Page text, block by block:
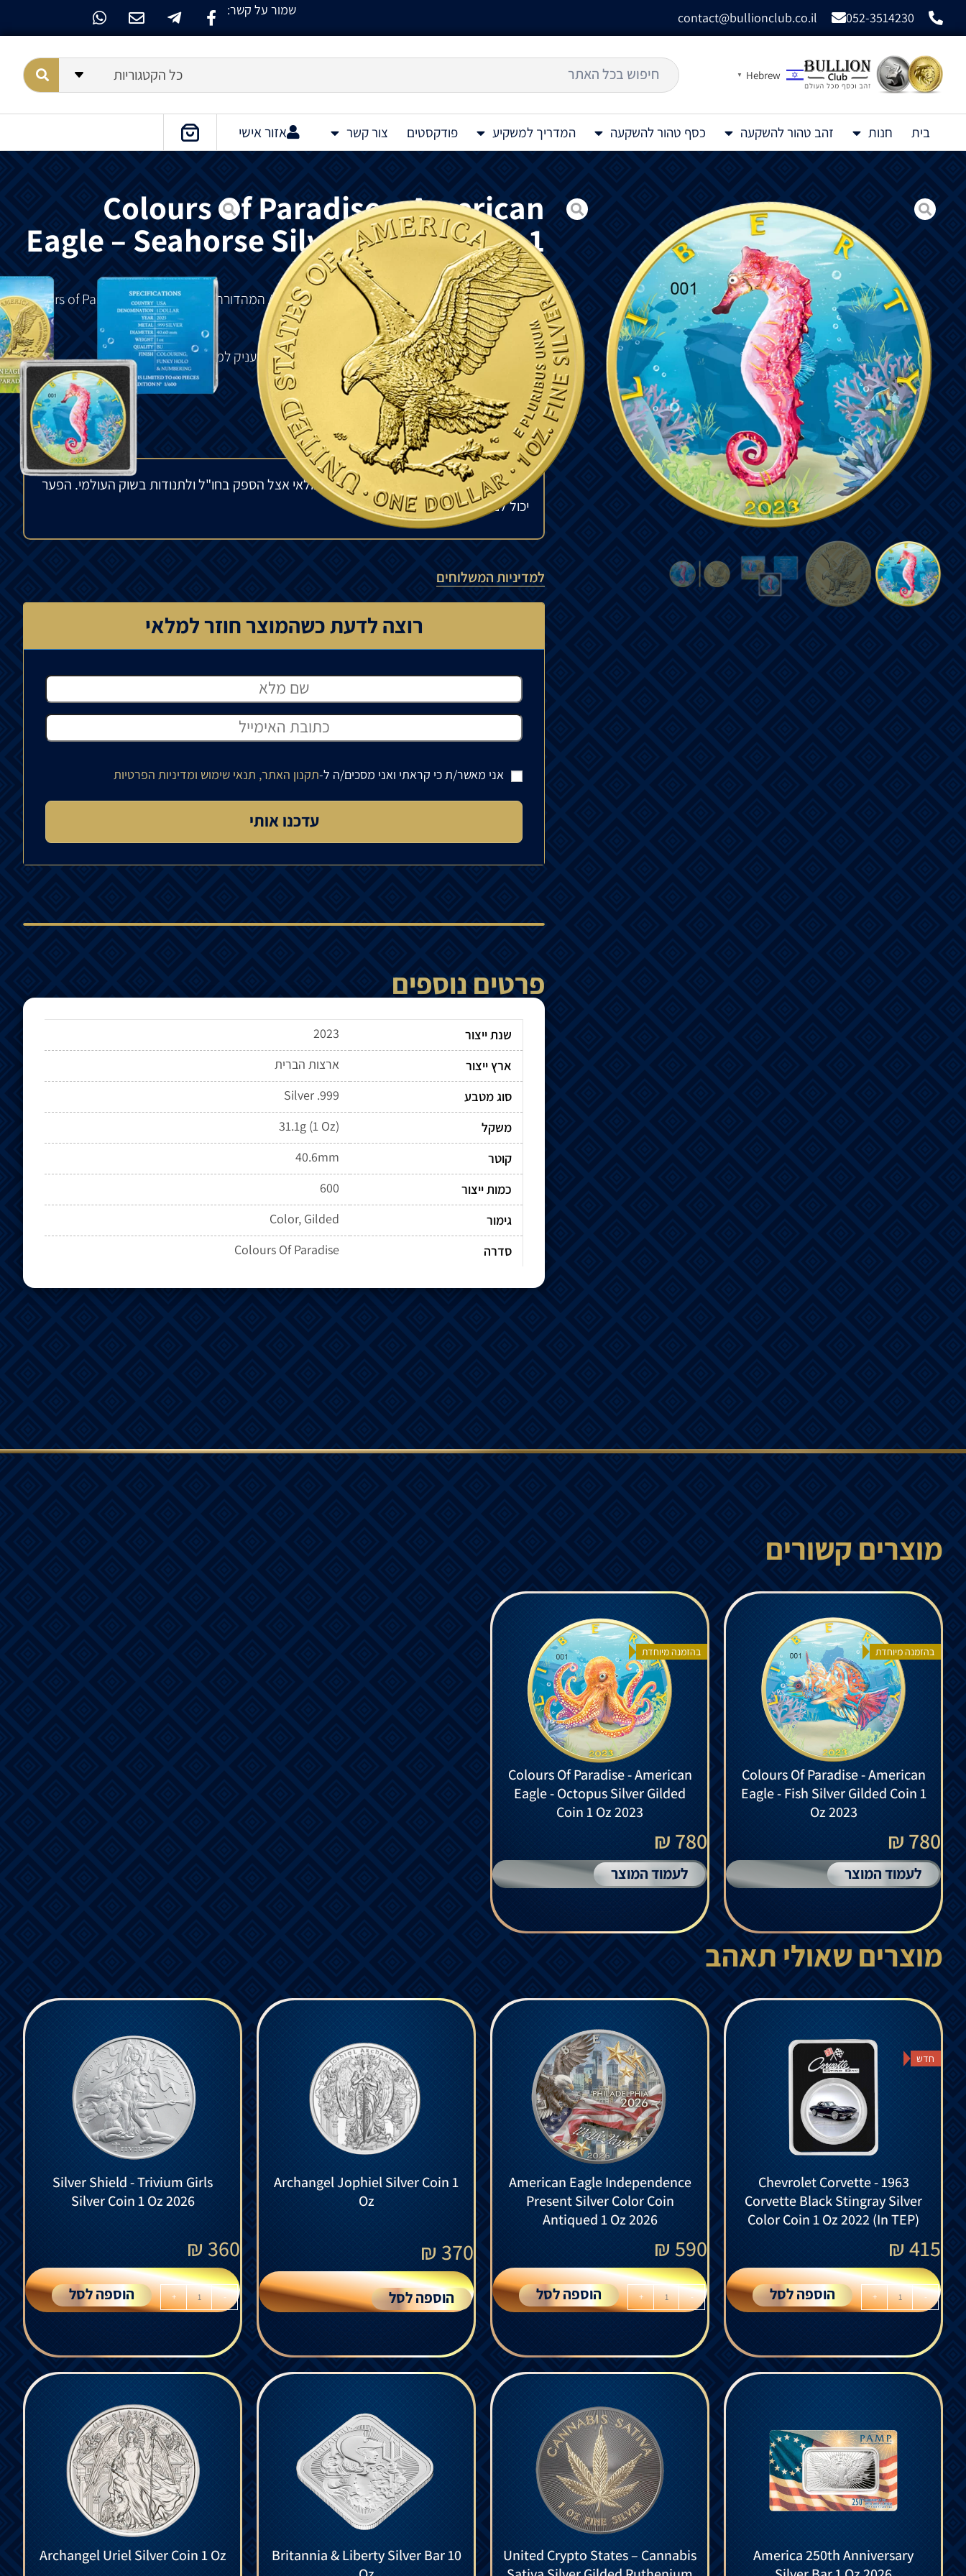
052-3514230
contact@bullionclub.co.il שמור על קשר:
Hebrew
▼ כל הקטגוריות
בית חנות זהב טהור להשקעה כסף טהור להשקעה המדריך למשקיע פודקסטים צור קשר אזור אישי
Colours Of Paradise – American
Eagle – Seahorse Silver Gilded Coin 1
Oz 2023
מטבעכסףAmerican Eagle – Seahorse 1 Oz 2023 המהדורה השנייה מסדרתColors of Paradise.
חזית
המטבעמציגאתהנשרהאמריקאי בזהב.
גב
המטבעמציגסוסיםעםאפקטשל"Funky holo", המעניקלמטבע עיצובחדשוייחודי.
כמות
של600 יחידותבלבדברחבי העולם.
780
₪ להזמנה מיוחדת
המחיר עשוי להשתנות בהתאם לזמינות המלאי אצל הספק בחו"ל ולתנודות בשוק העולמי. הפער
יכול לנוע בין 15% ל-35%.
למדיניות המשלוחים
רוצה לדעת כשהמוצר חוזר למלאי
אני מאשר/ת כי קראתי ואני מסכים/ה ל-תקנון האתר, תנאי שימוש ומדיניות הפרטיות
פרטים נוספים
שנת ייצור
2023
ארץ ייצור
ארצות הברית
סוג מטבע
Silver .999
משקל
31.1g (1 Oz)
קוטר
40.6mm
כמות ייצור
600
גימור
Color, Gilded
סדרה
Colours Of Paradise
מוצרים קשורים
בהזמנה מיוחדת
Colours Of Paradise - American
Eagle - Fish Silver Gilded Coin 1
Oz 2023
780 ₪
לעמוד המוצר
בהזמנה מיוחדת
Colours Of Paradise - American
Eagle - Octopus Silver Gilded
Coin 1 Oz 2023
780 ₪
לעמוד המוצר
מוצרים שאולי תאהב
חדש
Chevrolet Corvette - 1963
Corvette Black Stingray Silver
Color Coin 1 Oz 2022 (In TEP)
415
₪
-
+ הוספה לסל
American Eagle Independence
Present Silver Color Coin
Antiqued 1 Oz 2026
590
₪
-
+ הוספה לסל
Archangel Jophiel Silver Coin 1
Oz
370
₪
הוספה לסל
Silver Shield - Trivium Girls
Silver Coin 1 Oz 2026
360
₪
-
+ הוספה לסל
America 250th Anniversary
United Crypto States – Cannabis
Britannia & Liberty Silver Bar 10
Archangel Uriel Silver Coin 1 Oz